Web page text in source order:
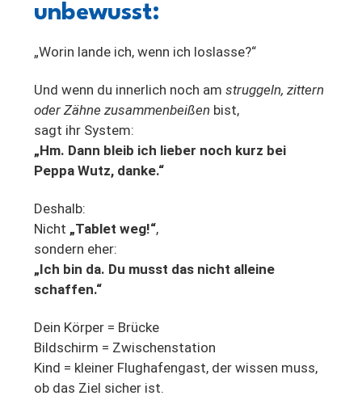
unbewusst:
„Worin lande ich, wenn ich loslasse?“
Und wenn du innerlich noch am struggeln, zittern
oder Zähne zusammenbeißen bist,
sagt ihr System:
„Hm. Dann bleib ich lieber noch kurz bei
Peppa Wutz, danke.“
Deshalb:
Nicht „Tablet weg!“,
sondern eher:
„Ich bin da. Du musst das nicht alleine
schaffen.“
Dein Körper = Brücke
Bildschirm = Zwischenstation
Kind = kleiner Flughafengast, der wissen muss,
ob das Ziel sicher ist.